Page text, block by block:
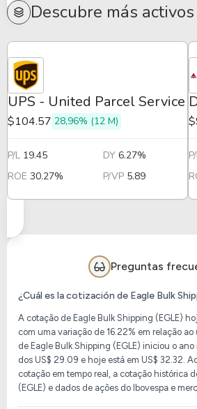
Descubre más activos
UPS - United Parcel Service
$104.57 28,96% (12 M)
P/L 19.45 DY 6.27%
ROE 30.27% P/VP 5.89
Preguntas
¿Cuál es la cotización de Eagle Bulk
A cotação de Eagle Bulk Shipping (EGLE)
com uma variação de 16.22% em relação
de Eagle Bulk Shipping (EGLE) iniciou o
dos US$ 29.09 e hoje está em US$ 32.32.
cotação em tempo real, a cotação histórica
(EGLE) e dados de ações do Ibovespa e